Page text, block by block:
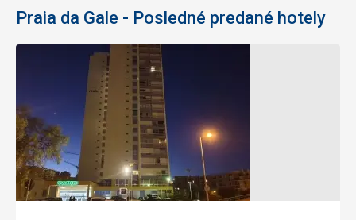
Praia da Gale - Posledné predané hotely